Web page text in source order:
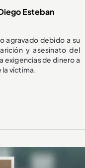
Esteban
agravado debido a su
y asesinato del
exigencias de dinero a
la víctima.